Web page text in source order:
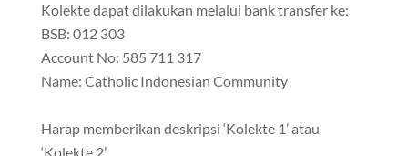
Kolekte dapat dilakukan melalui bank transfer ke:
BSB: 012 303
Account No: 585 711 317
Name: Catholic Indonesian Community
Harap memberikan deskripsi ‘Kolekte 1’ atau
‘Kolekte 2’